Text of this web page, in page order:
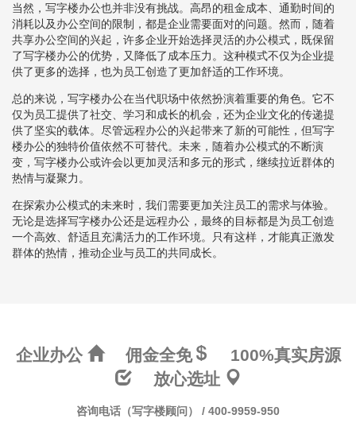
当然，写字楼办公也并非没有挑战。高昂的租金成本、通勤时间的
消耗以及办公空间的限制，都是企业需要面对的问题。然而，随着
共享办公空间的兴起，许多企业开始选择灵活的办公模式，既保留
了写字楼办公的优势，又降低了成本压力。这种模式不仅为企业提
供了更多的选择，也为员工创造了更加舒适的工作环境。
总的来说，写字楼办公在当代职场中依然扮演着重要的角色。它不
仅为员工提供了社交、学习和成长的机会，还为企业文化的传递提
供了坚实的载体。尽管远程办公的兴起带来了新的可能性，但写字
楼办公的独特价值依然不可替代。未来，随着办公模式的不断演
变，写字楼办公或许会以更加灵活和多元的形式，继续拉近群体的
热情与凝聚力。
在探索办公模式的未来时，我们需要更加关注员工的需求与体验。
无论是选择写字楼办公还是远程办公，最终的目标都是为员工创造
一个高效、舒适且充满活力的工作环境。只有这样，才能真正激发
群体的热情，推动企业与员工的共同成长。
企业办公 佣金全免
100%真实房源
放心选址
咨询电话（写字楼顾问） / 400-9959-950